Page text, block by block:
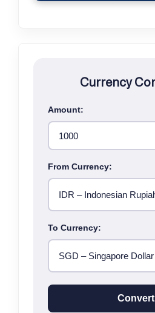
Currency
Amount:
From Currency:
To Currency:
Convert